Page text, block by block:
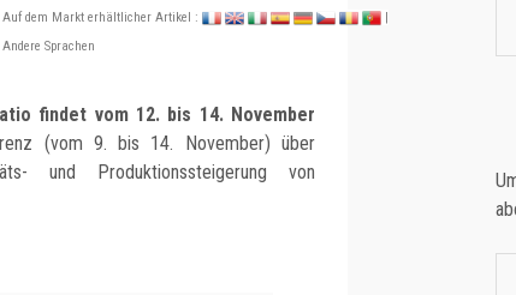
Auf dem Markt erhältlicher Artikel :
Andere Sprachen
findet vom 12. bis 14. November
(vom 9. bis 14. November) über
und Produktionssteigerung von